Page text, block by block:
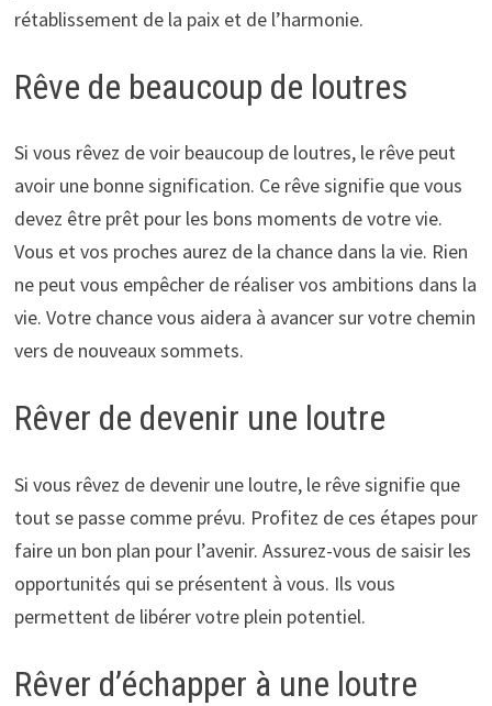
rétablissement de la paix et de l’harmonie.
Rêve de beaucoup de loutres
Si vous rêvez de voir beaucoup de loutres, le rêve peut
avoir une bonne signification. Ce rêve signifie que vous
devez être prêt pour les bons moments de votre vie.
Vous et vos proches aurez de la chance dans la vie. Rien
ne peut vous empêcher de réaliser vos ambitions dans la
vie. Votre chance vous aidera à avancer sur votre chemin
vers de nouveaux sommets.
Rêver de devenir une loutre
Si vous rêvez de devenir une loutre, le rêve signifie que
tout se passe comme prévu. Profitez de ces étapes pour
faire un bon plan pour l’avenir. Assurez-vous de saisir les
opportunités qui se présentent à vous. Ils vous
permettent de libérer votre plein potentiel.
Rêver d’échapper à une loutre